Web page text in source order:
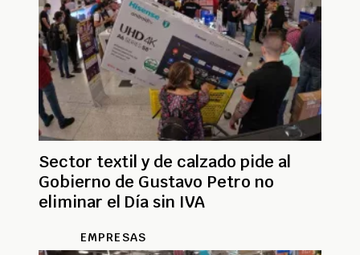
Sector textil y de calzado pide al
Gobierno de Gustavo Petro no
eliminar el Día sin IVA
EMPRESAS